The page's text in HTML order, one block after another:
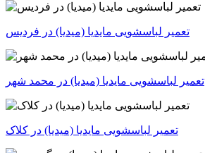
تعمیر لباسشویی مایدیا (میدیا) در فردیس
تعمیر لباسشویی مایدیا (میدیا) در محمد شهر
تعمیر لباسشویی مایدیا (میدیا) در کلاک